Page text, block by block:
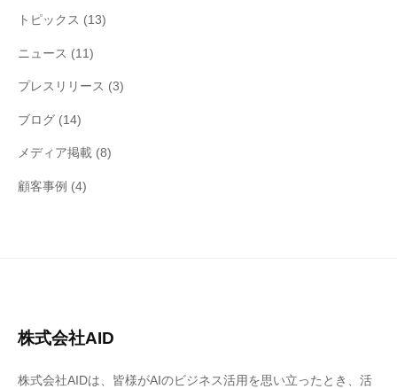
トピックス (13)
ニュース (11)
プレスリリース (3)
ブログ (14)
メディア掲載 (8)
顧客事例 (4)
株式会社AID
株式会社AIDは、皆様がAIのビジネス活用を思い立ったとき、活